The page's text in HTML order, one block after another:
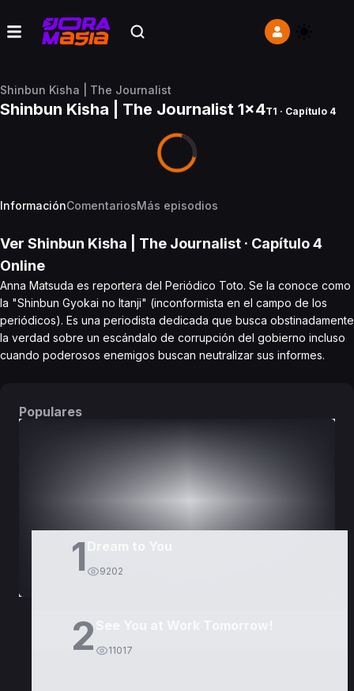
Shinbun Kisha | The Journalist
Shinbun Kisha | The Journalist 1x4T1 · Capítulo 4
InformaciónComentariosMás episodios
Ver Shinbun Kisha | The Journalist · Capítulo4
Online
Anna Matsuda es reportera del Periódico Toto. Se la conoce como
la "Shinbun Gyokai no Itanji" (inconformista en el campo de los
periódicos). Es una periodista dedicada que busca obstinadamente
la verdad sobre un escándalo de corrupción del gobierno incluso
cuando poderosos enemigos buscan neutralizar sus informes.
Populares
1 9202
2 11017